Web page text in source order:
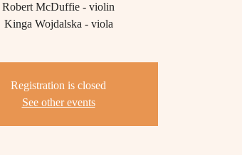
Robert McDuffie - violin
Kinga Wojdalska - viola
Registration is closed
See other events